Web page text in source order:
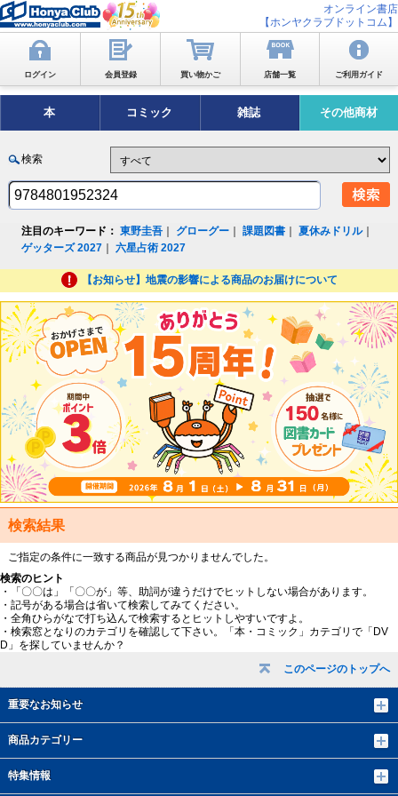
オンライン書店
【ホンヤクラブドットコム】
ログイン 会員登録 買い物かご 店舗一覧 ご利用ガイド
本 コミック 雑誌 その他商材
検索
注目のキーワード： 東野圭吾 グローグー ｜課題図書 ｜夏休みドリル｜
ゲッターズ 2027 ｜六星占術 2027
【お知らせ】地震の影響による商品のお届けについて
このページのトップへ
重要なお知らせ
商品カテゴリー
特集情報
検索結果
ご指定の条件に一致する商品が見つかりませんでした。
検索のヒント
・「〇〇は」「〇〇が」等、助詞が違うだけでヒットしない場合があります。
・記号がある場合は省いて検索してみてください。
・全角ひらがなで打ち込んで検索するとヒットしやすいですよ。
・検索窓となりのカテゴリを確認して下さい。「本・コミック」カテゴリで「DV
D」を探していませんか？